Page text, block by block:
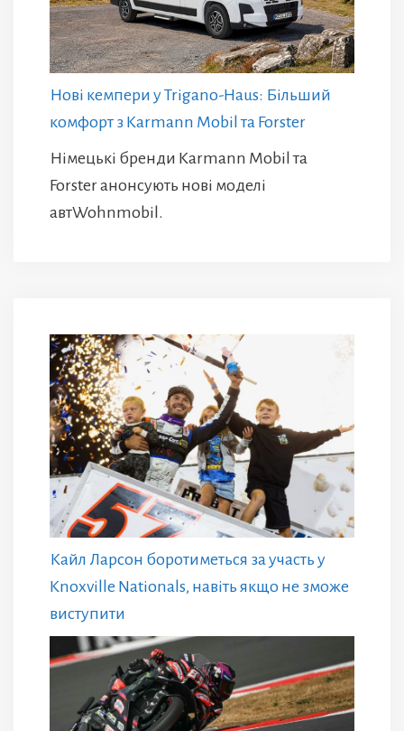
Нові кемпери у Trigano-Haus: Більший
комфорт з Karmann Mobil та Forster
Німецькі бренди Karmann Mobil та
Forster анонсують нові моделі
автWohnmobil.
Кайл Ларсон боротиметься за участь у
Knoxville Nationals, навіть якщо не зможе
виступити